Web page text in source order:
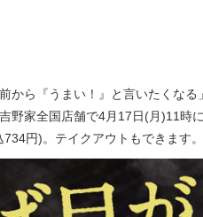
から『うまい！』と言いたくな
野家全国店舗で4月17日(月)11時
円)。テイクアウトもできます